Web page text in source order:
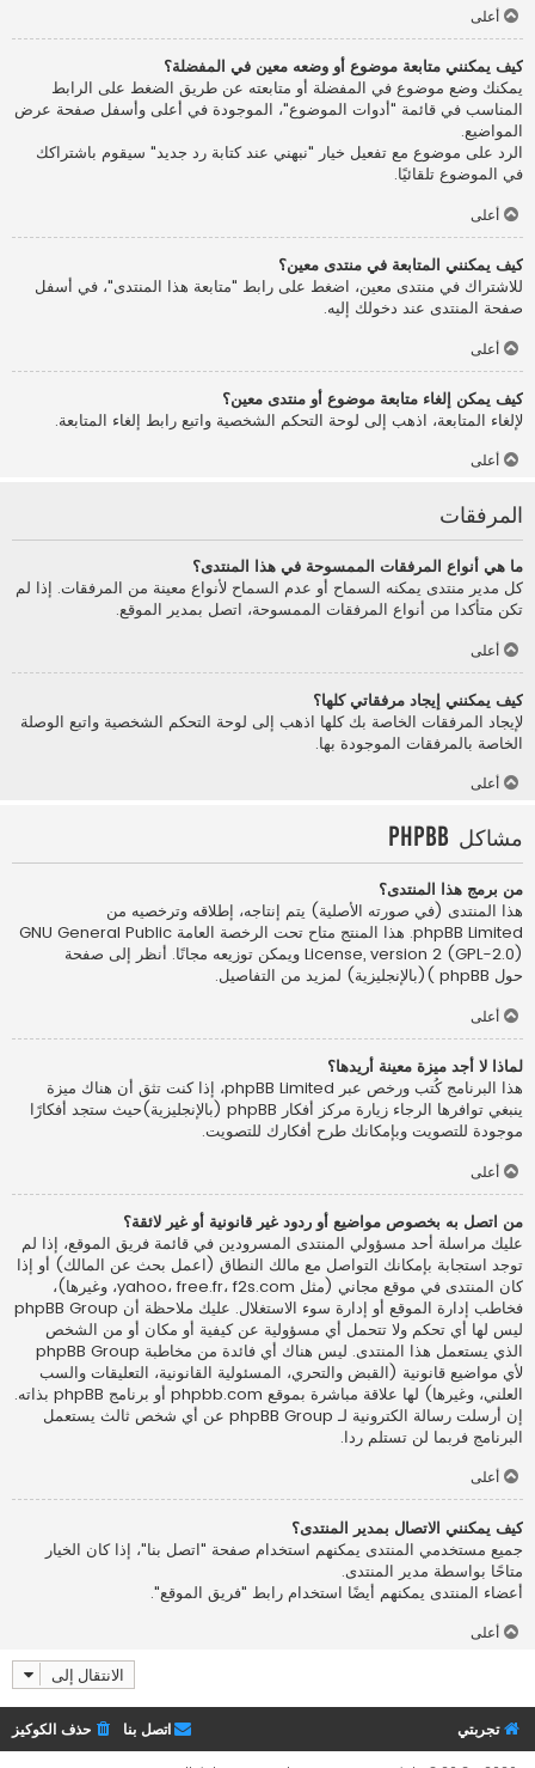
أعلى
كيف يمكنني متابعة موضوع أو وضعه معين في المفضلة؟
يمكنك وضع موضوع في المفضلة أو متابعته عن طريق الضغط على الرابط
المناسب في قائمة "أدوات الموضوع"، الموجودة في أعلى وأسفل صفحة عرض
المواضيع.
الرد على موضوع مع تفعيل خيار "نبهني عند كتابة رد جديد" سيقوم باشتراكك
في الموضوع تلقائيًا.
أعلى
كيف يمكنني المتابعة في منتدى معين؟
للاشتراك في منتدى معين، اضغط على رابط "متابعة هذا المنتدى"، في أسفل
صفحة المنتدى عند دخولك إليه.
أعلى
كيف يمكن إلغاء متابعة موضوع أو منتدى معين؟
لإلغاء المتابعة، اذهب إلى لوحة التحكم الشخصية واتبع رابط إلغاء المتابعة.
أعلى
المرفقات
ما هي أنواع المرفقات الممسوحة في هذا المنتدى؟
كل مدير منتدى يمكنه السماح أو عدم السماح لأنواع معينة من المرفقات. إذا لم
تكن متأكدا من أنواع المرفقات الممسوحة، اتصل بمدير الموقع.
أعلى
كيف يمكنني إيجاد مرفقاتي كلها؟
لإيجاد المرفقات الخاصة بك كلها اذهب إلى لوحة التحكم الشخصية واتبع الوصلة
الخاصة بالمرفقات الموجودة بها.
أعلى
مشاكل phpBB
من برمج هذا المنتدى؟
هذا المنتدى (في صورته الأصلية) يتم إنتاجه، إطلاقه وترخصيه من
phpBB Limited
. هذا المنتج متاح تحت الرخصة العامة GNU General Public
License, version 2 (GPL-2.0) ويمكن توزيعه مجانًا. أنظر إلى صفحة
حول phpBB )(بالإنجليزية)
لمزيد من التفاصيل.
أعلى
لماذا لا أجد ميزة معينة أريدها؟
هذا البرنامج كُتب ورخص عبر phpBB Limited، إذا كنت تثق أن هناك ميزة
ينبغي توافرها الرجاء زيارة مركز أفكار phpBB (بالإنجليزية)
حيث ستجد أفكارًا
موجودة للتصويت وبإمكانك طرح أفكارك للتصويت.
أعلى
من اتصل به بخصوص مواضيع أو ردود غير قانونية أو غير لائقة؟
عليك مراسلة أحد مسؤولي المنتدى المسرودين في قائمة فريق الموقع، إذا لم
توجد استجابة بإمكانك التواصل مع مالك النطاق (اعمل بحث عن المالك) أو إذا
كان المنتدى في موقع مجاني (مثل yahoo، free.fr، f2s.com، وغيرها)،
فخاطب إدارة الموقع أو إدارة سوء الاستغلال. عليك ملاحظة أن phpBB Group
ليس لها أي تحكم ولا تتحمل أي مسؤولية عن كيفية أو مكان أو من الشخص
الذي يستعمل هذا المنتدى. ليس هناك أي فائدة من مخاطبة phpBB Group
لأي مواضيع قانونية (القبض والتحري، المسئولية القانونية، التعليقات والسب
العلني، وغيرها) لها علاقة مباشرة بموقع phpbb.com أو برنامج phpBB بذاته.
إن أرسلت رسالة الكترونية لـ phpBB Group عن أي شخص ثالث يستعمل
البرنامج فربما لن تستلم ردا.
أعلى
كيف يمكنني الاتصال بمدير المنتدى؟
جميع مستخدمي المنتدى يمكنهم استخدام صفحة "اتصل بنا"، إذا كان الخيار
متاحًا بواسطة مدير المنتدى.
أعضاء المنتدى يمكنهم أيضًا استخدام رابط "فريق الموقع".
أعلى
الانتقال إلى
تجربتي حذف الكوكيز اتصل بنا